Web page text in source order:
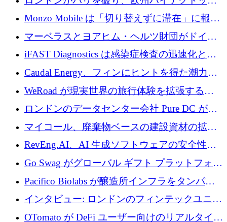
万ユーロを調達
の座を奪還
Monzo Mobile は「切り替えずに滞在」に報酬
を与える
マーベラスとヨアヒム・ヘルツ財団がドイツ
の商業化ギャップを埋めるために2,000万ユー
ロのディープテック基金を立ち上げる
iFAST Diagnostics は感染症検査の迅速化と抗
菌薬耐性への取り組みに 500 万ポンドを寄付
Caudal Energy、フィンにヒントを得た潮力発
電技術の規模拡大に向けて 430 万ポンドを調
WeRoad が現実世界の旅行体験を拡張するた
めに 5,800 万ドルを獲得
ロンドンのデータセンター会社 Pure DC が欧
州と中東の拡張に 27 億ドルを確保
マイコール、廃棄物ベースの建設資材の拡大
に400万ポンドを投資
RevEng.AI、AI 生成ソフトウェアの安全性を
確保するために 1,500 万ドルを調達
Go Swag がグローバル ギフト プラットフォー
ムを拡大するために 500 万ドルを調達
Pacifico Biolabs が醸造所インフラをタンパク
質生産に転換するために 700 万ユーロを調達
インタビュー: ロンドンのフィンテックユニコ
ーン Tide の CEO、オリバー・プリル氏
OTomato が DeFi ユーザー向けのリアルタイム